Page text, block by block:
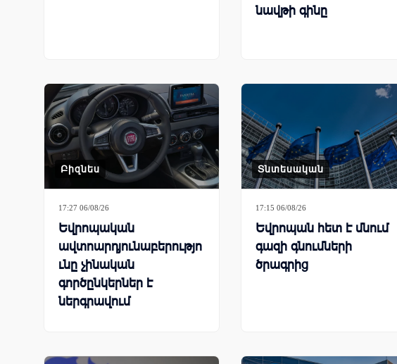
նավթի գինը
Բիզնես
17:27 06/08/26
Եվրոպական
ավտոարդյունաբերությո
ւնը չինական
գործընկերներ է
ներգրավում
Տնտեսական
17:15 06/08/26
Եվրոպան հետ է մնում
գազի գնումների
ծրագրից